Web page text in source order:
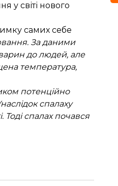
у світі нового
самих себе
За даними
до людей, але
температура,
потенційно
спалаху
спалах почався